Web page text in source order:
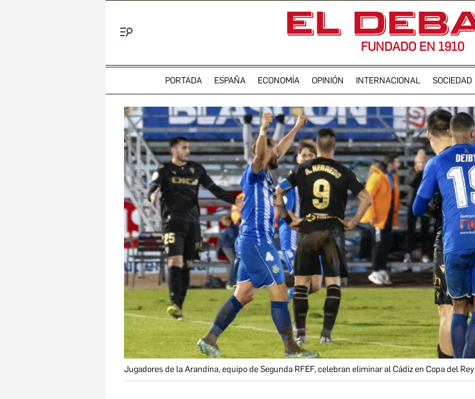
FUNDADO EN 1910
PORTADA ESPAÑA ECONOMÍA OPINIÓN INTERNACIONAL SOCIEDAD
Jugadores de la Arandina, equipo de Segunda RFEF, celebran eliminar al Cádiz en Copa del Rey